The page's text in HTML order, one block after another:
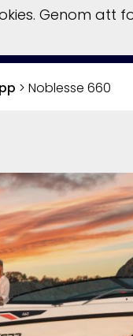
> Noblesse 660
Genom